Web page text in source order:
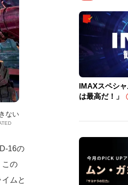
ない
16の
この
ムと
IMAXスペシ
は最高だ！」